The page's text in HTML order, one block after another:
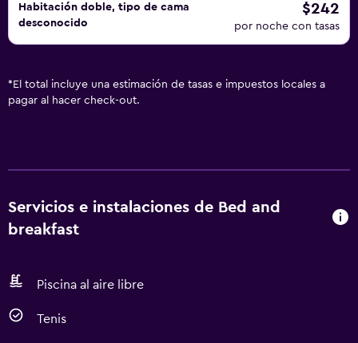
Habitación doble, tipo de cama
desconocido
$242
por noche con tasas
* El total incluye una estimación de tasas e impuestos locales a
pagar al hacer check-out.
Servicios e instalaciones de Bed and
breakfast
Piscina al aire libre
Tenis